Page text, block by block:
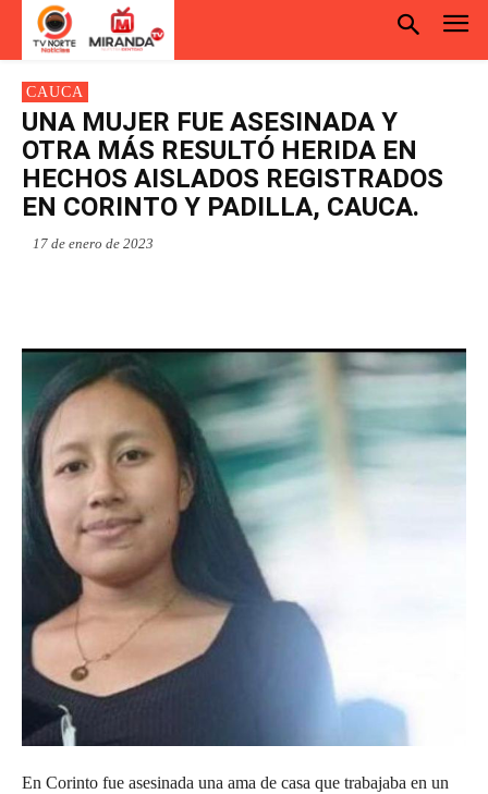
CAUCA
UNA MUJER FUE ASESINADA Y
OTRA MÁS RESULTÓ HERIDA EN
HECHOS AISLADOS REGISTRADOS
EN CORINTO Y PADILLA, CAUCA.
17 de enero de 2023
En Corinto fue asesinada una ama de casa que trabajaba en un